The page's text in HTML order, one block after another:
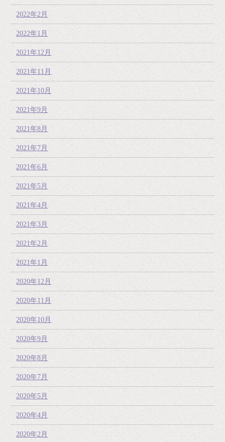
2022年2月
2022年1月
2021年12月
2021年11月
2021年10月
2021年9月
2021年8月
2021年7月
2021年6月
2021年5月
2021年4月
2021年3月
2021年2月
2021年1月
2020年12月
2020年11月
2020年10月
2020年9月
2020年8月
2020年7月
2020年5月
2020年4月
2020年2月